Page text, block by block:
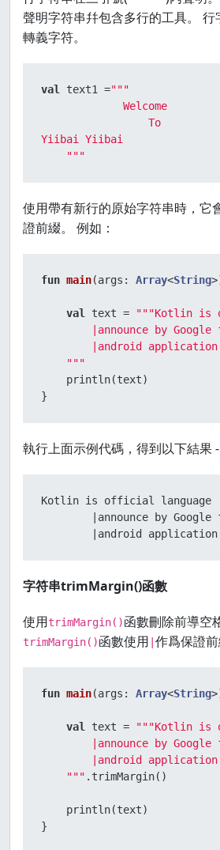
聲明字符串幷包含多行的工具。
轉義字符。
val text1 ="""
             Welcome
                 To
Yiibai Yiibai
    """
使用帶有新行的原始字符串時，它
證前綴。 例如：
fun main(args: Array<String
val text =
"""Kotlin is
|announce by Google
|android
    """
    println(text)
}
執行上面示例代碼，得到以下結果 -
Kotlin is official language
|announce by Google
|android
字符串trimMargin()函數
使用trimMargin()函數刪除前導空
trimMargin()函數使用 作爲保證前
fun main(args: Array<String
val text =
"""Kotlin is
|announce by Google
|android
    """
.trimMargin()
    println(text)
}